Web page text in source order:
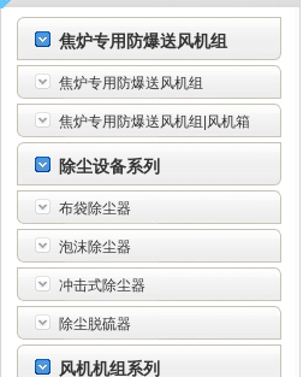
焦炉专用防爆送风机组
焦炉专用防爆送风机组
焦炉专用防爆送风机组|风机箱
除尘设备系列
布袋除尘器
泡沫除尘器
冲击式除尘器
除尘脱硫器
风机机组系列